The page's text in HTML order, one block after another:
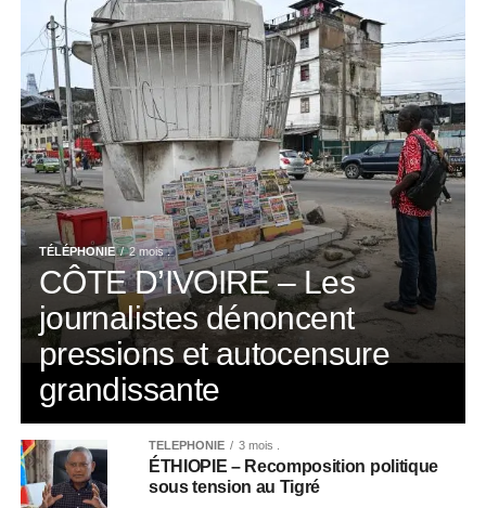
TÉLÉPHONIE 2 mois .
CÔTE D’IVOIRE – Les
journalistes dénoncent
pressions et autocensure
grandissante
TÉLÉPHONIE 3 mois .
ÉTHIOPIE – Recomposition politique
sous tension au Tigré